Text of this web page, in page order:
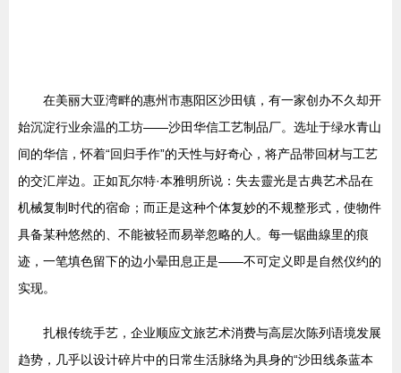
在美丽大亚湾畔的惠州市惠阳区沙田镇，有一家创办不久却开
始沉淀行业余温的工坊——沙田华信工艺制品厂。选址于绿水青山
间的华信，怀着“回归手作”的天性与好奇心，将产品带回材与工艺
的交汇岸边。正如瓦尔特·本雅明所说：失去靈光是古典艺术品在
机械复制时代的宿命；而正是这种个体复妙的不规整形式，使物件
具备某种悠然的、不能被轻而易举忽略的人。每一锯曲線里的痕
迹，一笔填色留下的边小晕田息正是——不可定义即是自然仪约的
实现。
扎根传统手艺，企业顺应文旅艺术消费与高层次陈列语境发展
趋势，几乎以设计碎片中的日常生活脉络为具身的“沙田线条蓝本